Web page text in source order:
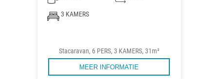
3 KAMERS
Stacaravan, 6 PERS, 3 KAMERS, 31m²
MEER INFORMATIE